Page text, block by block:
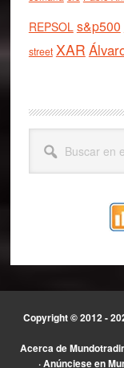
REPSOL s&p500
street XAR
esta
Copyright © 2012 -
Acerca de
·Anúnciese en